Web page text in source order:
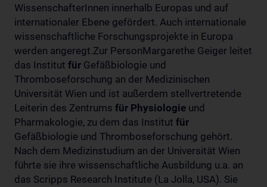
WissenschafterInnen innerhalb Europas und auf
internationaler Ebene gefördert. Auch internationale
wissenschaftliche Forschungsprojekte in Europa
werden angeregt.Zur PersonMargarethe Geiger leitet
das Institut für Gefäßbiologie und
Thromboseforschung an der Medizinischen
Universität Wien und ist außerdem stellvertretende
Leiterin des Zentrums für Physiologie und
Pharmakologie, zu dem das Institut für
Gefäßbiologie und Thromboseforschung gehört.
Nach dem Medizinstudium an der Universität Wien
führte sie ihre wissenschaftliche Ausbildung u.a. an
das Scripps Research Institute (La Jolla, USA). Sie